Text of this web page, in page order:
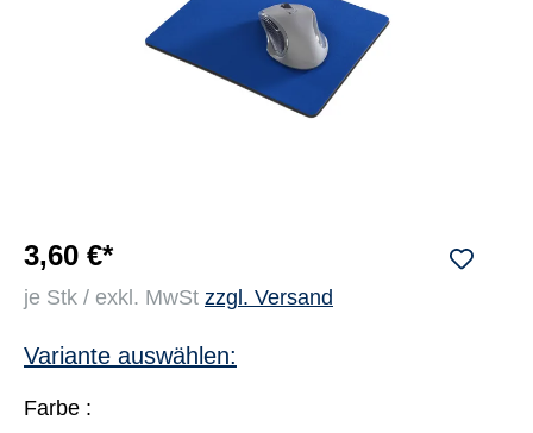
3,60 €*
je Stk / exkl. MwSt zzgl. Versand
Variante auswählen:
Farbe :